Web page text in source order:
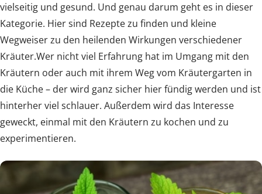
vielseitig und gesund. Und genau darum geht es in dieser
Kategorie. Hier sind Rezepte zu finden und kleine
Wegweiser zu den heilenden Wirkungen verschiedener
Kräuter.Wer nicht viel Erfahrung hat im Umgang mit den
Kräutern oder auch mit ihrem Weg vom Kräutergarten in
die Küche – der wird ganz sicher hier fündig werden und ist
hinterher viel schlauer. Außerdem wird das Interesse
geweckt, einmal mit den Kräutern zu kochen und zu
experimentieren.